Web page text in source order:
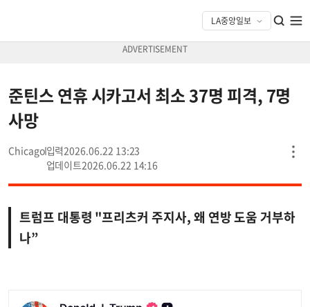
준틴스 연휴 시카고서 최소 37명 피격, 7명
사망
Chicago
2026.06.22 13:23
2026.06.22 14:16
트럼프 대통령 "프리츠커 주지사, 왜 연방 도움 거부하
나”